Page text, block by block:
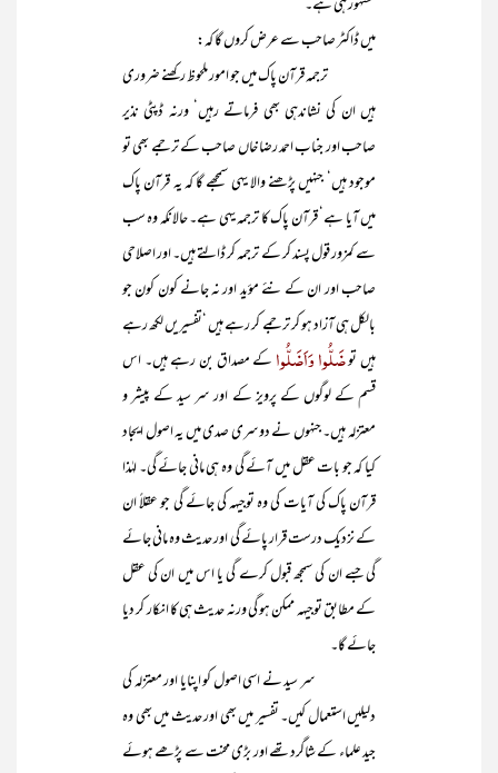
مشہور ہی ہے۔
میں ڈاکٹر صاحب سے عرض کروں گا کہ:
ترجمہ قرآن پاک میں جو امور ملحوظ رکھنے ضروری
ہیں ان کی نشاندہی بھی فرماتے رہیں‘ ورنہ ڈپٹی نذیر
صاحب اور جناب احمد رضا خاں صاحب کے ترجمے بھی تو
موجود ہیں‘ جنہیں پڑھنے والا یہی سمجھے گا کہ یہ قرآن پاک
میں آیا ہے‘ قرآن پاک کا ترجمہ یہی ہے۔ حالانکہ وہ سب
سے کمزور قول پسند کر کے ترجمہ کر ڈالتے ہیں۔ اور اصلاحی
صاحب اور ان کے نئے مؤید اور نہ جانے کون کون جو
بالکل ہی آزاد ہو کر ترجمے کر رہے ہیں ‘تفسیریں لکھ رہے
ہیں توضَلُّوا وَاَضَلُّواکے مصداق بن رہے ہیں۔ اس
قسم کے لوگوں کے پرویز کے اور سر سید کے پیشر و
معتزلہ ہیں۔ جنہوں نے دوسری صدی میں یہ اصول ایجاد
کیا کہ جو بات عقل میں آئے گی وہ ہی مانی جائے گی۔ لہٰذا
قرآن پاک کی آیات کی وہ توجیہہ کی جائے گی جو عقلاً ان
کے نزدیک درست قرار پائے گی اور حدیث وہ مانی جائے
گی جسے ان کی سمجھ قبول کرے گی یا اس میں ان کی عقل
کے مطابق توجیہہ ممکن ہو گی ورنہ حدیث ہی کا انکار کر دیا
جائے گا۔
سر سید نے اسی اصول کو اپنایا اور معتزلہ کی
دلیلیں استعمال کیں۔ تفسیر میں بھی اور حدیث میں بھی وہ
جید علماء کے شاگرد تھے اور بڑی محنت سے پڑھے ہوئے